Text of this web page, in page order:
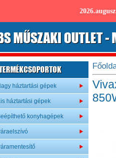
SMŰSZAKI OUTLET-
háztartási gépek
háztartási gépek
konyhagépek